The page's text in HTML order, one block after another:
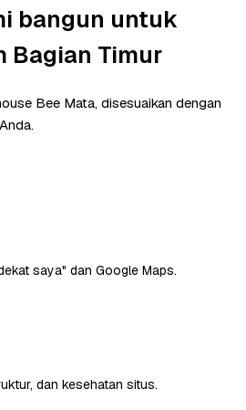
bangun untuk
Bagian Timur
Bee Mata, disesuaikan dengan
saya" dan Google Maps.
dan kesehatan situs.